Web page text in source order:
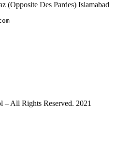
(Opposite Des Pardes) Islamabad
– All Rights Reserved. 2021